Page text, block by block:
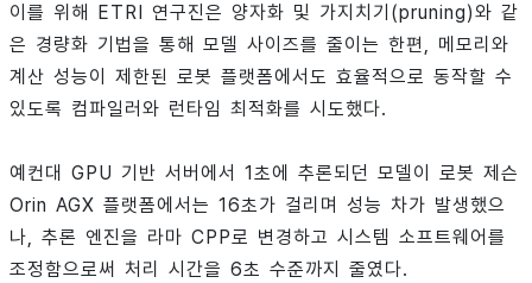
이를 위해 ETRI 연구진은 양자화 및 가지치기(pruning)와 같
은 경량화 기법을 통해 모델 사이즈를 줄이는 한편, 메모리와
계산 성능이 제한된 로봇 플랫폼에서도 효율적으로 동작할 수
있도록 컴파일러와 런타임 최적화를 시도했다.
예컨대 GPU 기반 서버에서 1초에 추론되던 모델이 로봇 제슨
Orin AGX 플랫폼에서는 16초가 걸리며 성능 차가 발생했으
나, 추론 엔진을 라마 CPP로 변경하고 시스템 소프트웨어를
조정함으로써 처리 시간을 6초 수준까지 줄였다.